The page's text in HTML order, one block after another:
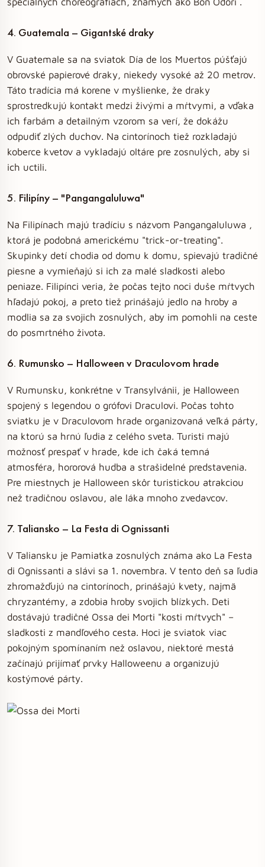
4. Guatemala – Gigantské draky
V Guatemale sa na sviatok Día de los Muertos púšťajú
obrovské papierové draky, niekedy vysoké až 20 metrov.
Táto tradícia má korene v myšlienke, že draky
sprostredkujú kontakt medzi živými a mŕtvymi, a vďaka
ich farbám a detailným vzorom sa verí, že dokážu
odpudiť zlých duchov. Na cintorínoch tiež rozkladajú
koberce kvetov a vykladajú oltáre pre zosnulých, aby si
ich uctili.
5. Filipíny – "Pangangaluluwa"
Na Filipínach majú tradíciu s názvom Pangangaluluwa ,
ktorá je podobná americkému "trick-or-treating".
Skupinky detí chodia od domu k domu, spievajú tradičné
piesne a vymieňajú si ich za malé sladkosti alebo
peniaze. Filipínci veria, že počas tejto noci duše mŕtvych
hľadajú pokoj, a preto tiež prinášajú jedlo na hroby a
modlia sa za svojich zosnulých, aby im pomohli na ceste
do posmrtného života.
6. Rumunsko – Halloween v Draculovom hrade
V Rumunsku, konkrétne v Transylvánii, je Halloween
spojený s legendou o grófovi Draculovi. Počas tohto
sviatku je v Draculovom hrade organizovaná veľká párty,
na ktorú sa hrnú ľudia z celého sveta. Turisti majú
možnosť prespať v hrade, kde ich čaká temná
atmosféra, hororová hudba a strašidelné predstavenia.
Pre miestnych je Halloween skôr turistickou atrakciou
než tradičnou oslavou, ale láka mnoho zvedavcov.
7. Taliansko – La Festa di Ognissanti
V Taliansku je Pamiatka zosnulých známa ako La Festa
di Ognissanti a slávi sa 1. novembra. V tento deň sa ľudia
zhromažďujú na cintorínoch, prinášajú kvety, najmä
chryzantémy, a zdobia hroby svojich blízkych. Deti
dostávajú tradičné Ossa dei Morti "kosti mŕtvych" –
sladkosti z mandľového cesta. Hoci je sviatok viac
pokojným spomínaním než oslavou, niektoré mestá
začínajú prijímať prvky Halloweenu a organizujú
kostýmové párty.